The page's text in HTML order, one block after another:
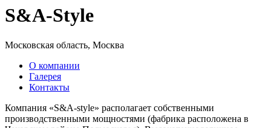
S&A-Style
Московская область, Москва
О компании
Галерея
Контакты
Компания «S&A-style» располагает собственными
производственными мощностями (фабрика расположена в